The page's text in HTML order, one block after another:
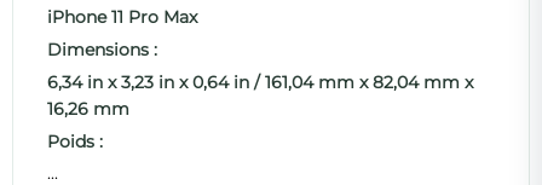
iPhone 11 Pro Max
Dimensions :
6,34 in x 3,23 in x 0,64 in / 161,04 mm x 82,04 mm x
16,26 mm
Poids :
...